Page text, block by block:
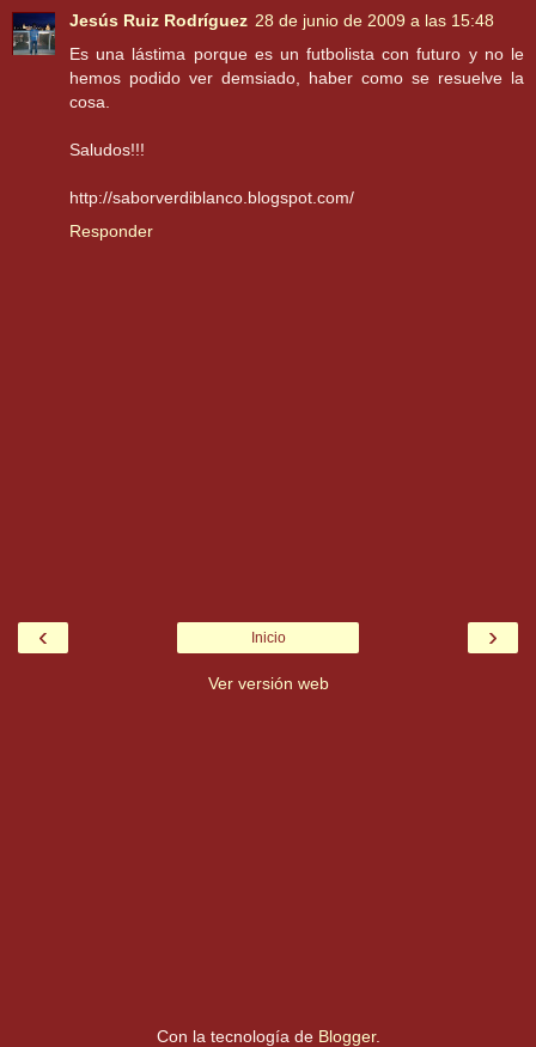
Jesús Ruiz Rodríguez 28 de junio de 2009 a las 15:48
Es una lástima porque es un futbolista con futuro y no le
hemos podido ver demsiado, haber como se resuelve la
cosa.
Saludos!!!
http://saborverdiblanco.blogspot.com/
Responder
‹ ›
Inicio
Ver versión web
Con la tecnología de Blogger.